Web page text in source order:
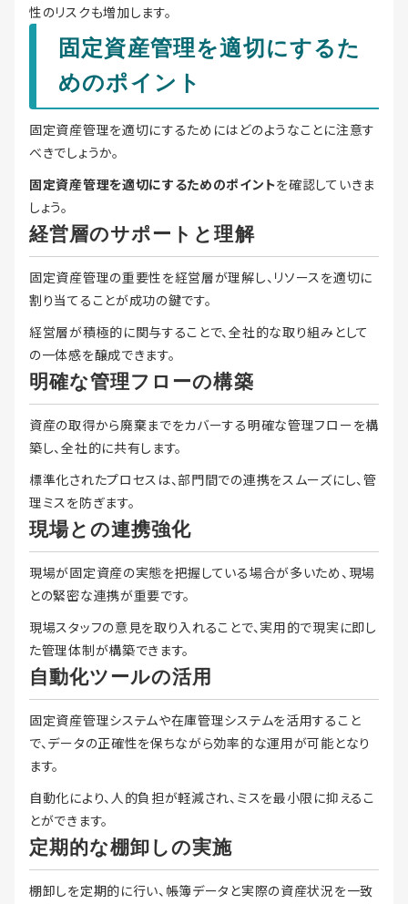
性のリスクも増加します。
固定資産管理を適切にするた
めのポイント
固定資産管理を適切にするためにはどのようなことに注意す
べきでしょうか。
固定資産管理を適切にするためのポイントを確認していきま
しょう。
経営層のサポートと理解
固定資産管理の重要性を経営層が理解し、リソースを適切に
割り当てることが成功の鍵です。
経営層が積極的に関与することで、全社的な取り組みとして
の一体感を醸成できます。
明確な管理フローの構築
資産の取得から廃棄までをカバーする明確な管理フローを構
築し、全社的に共有します。
標準化されたプロセスは、部門間での連携をスムーズにし、管
理ミスを防ぎます。
現場との連携強化
現場が固定資産の実態を把握している場合が多いため、現場
との緊密な連携が重要です。
現場スタッフの意見を取り入れることで、実用的で現実に即し
た管理体制が構築できます。
自動化ツールの活用
固定資産管理システムや在庫管理システムを活用すること
で、データの正確性を保ちながら効率的な運用が可能となり
ます。
自動化により、人的負担が軽減され、ミスを最小限に抑えるこ
とができます。
定期的な棚卸しの実施
棚卸しを定期的に行い、帳簿データと実際の資産状況を一致